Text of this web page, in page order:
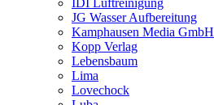
IDI Luftreinigung
JG Wasser Aufbereitung
Kamphausen Media GmbH
Kopp Verlag
Lebensbaum
Lima
Lovechock